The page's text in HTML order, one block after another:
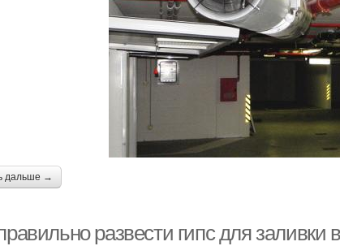
дальше →
развести гипс для